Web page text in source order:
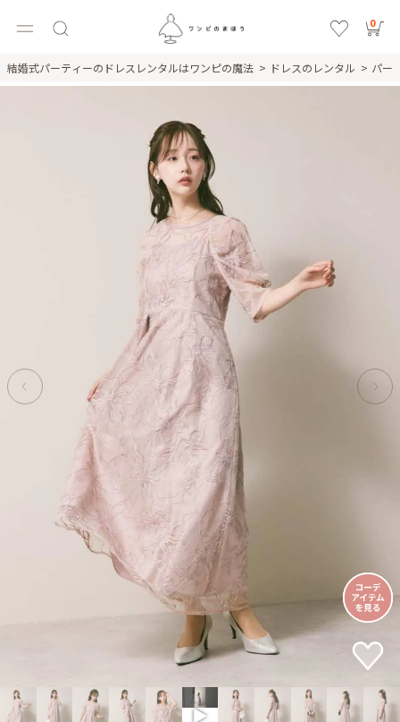
0
結婚式パーティーのドレスレンタルはワンピの魔法 ドレスのレンタル パー